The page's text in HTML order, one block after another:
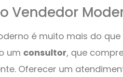
Vendedor
é muito mais do
um consultor, que
Oferecer um